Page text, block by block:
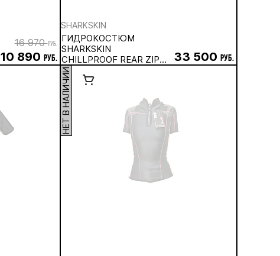
16 970руб.
10 890 руб.
SHARKSKIN
ГИДРОКОСТЮМ
SHARKSKIN
CHILLPROOF REAR ZIP
SUIT, ЖЕНСКИЙ
33 500 руб.
НЕТ В НАЛИЧИИ